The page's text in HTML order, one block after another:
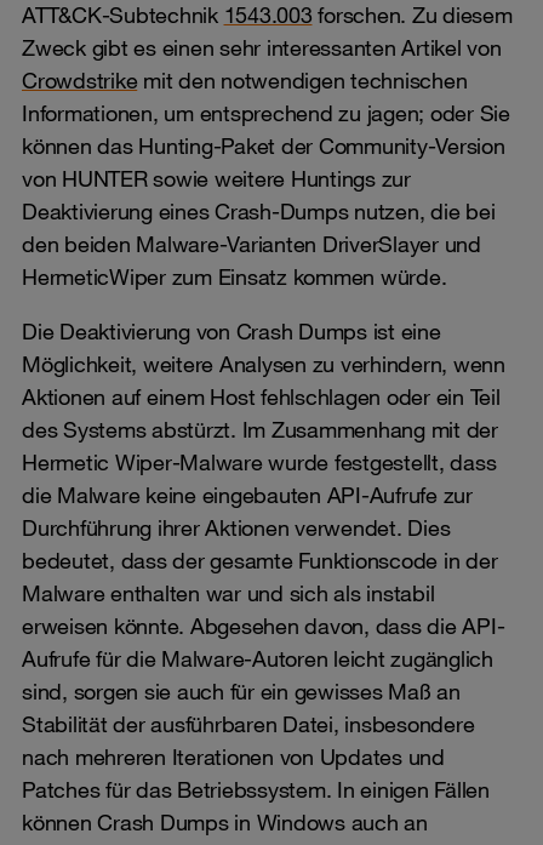
ATT&CK-Subtechnik 1543.003 forschen. Zu diesem
Zweck gibt es einen sehr interessanten Artikel von
Crowdstrikemit den notwendigen technischen
Informationen, um entsprechend zu jagen; oder Sie
können das Hunting-Paket der Community-Version
von HUNTER sowie weitere Huntings zur
Deaktivierung eines Crash-Dumps nutzen, die bei
den beiden Malware-Varianten DriverSlayer und
HermeticWiper zum Einsatz kommen würde.
Die Deaktivierung von Crash Dumps ist eine
Möglichkeit, weitere Analysen zu verhindern, wenn
Aktionen auf einem Host fehlschlagen oder ein Teil
des Systems abstürzt. Im Zusammenhang mit der
Hermetic Wiper-Malware wurde festgestellt, dass
die Malware keine eingebauten API-Aufrufe zur
Durchführung ihrer Aktionen verwendet. Dies
bedeutet, dass der gesamte Funktionscode in der
Malware enthalten war und sich als instabil
erweisen könnte. Abgesehen davon, dass die API-
Aufrufe für die Malware-Autoren leicht zugänglich
sind, sorgen sie auch für ein gewisses Maß an
Stabilität der ausführbaren Datei, insbesondere
nach mehreren Iterationen von Updates und
Patches für das Betriebssystem. In einigen Fällen
können Crash Dumps in Windows auch an